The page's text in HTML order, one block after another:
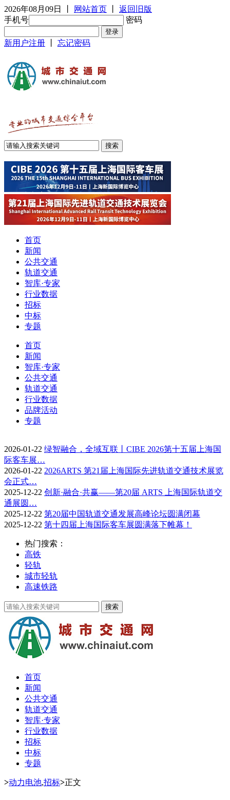
2026年08月09日 网站首页
返回旧版
手机号
密码
新用户注册 忘记密码
首页
新闻
公共交通
轨道交通
智库·专家
行业数据
招标
中标
专题
首页
新闻
智库·专家
公共交通
轨道交通
行业数据
品牌活动
专题
2026-01-22 绿智融合，全域互联丨CIBE 2026第十五届上海国
际客车展…
2026-01-22 2026ARTS 第21届上海国际先进轨道交通技术展览
会正式…
2025-12-22 创新·融合·共赢——第20届 ARTS 上海国际轨道交
通展圆…
2025-12-22 第20届中国轨道交通发展高峰论坛圆满闭幕
2025-12-22 第十四届上海国际客车展圆满落下帷幕！
热门搜索：
高铁
轻轨
城市轻轨
高速铁路
首页
新闻
公共交通
轨道交通
智库·专家
行业数据
招标
中标
专题
>动力电池,招标>正文